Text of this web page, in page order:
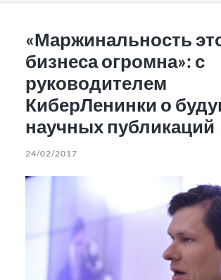
«Маржинальность
бизнеса огромна»: с
руководителем
КиберЛенинки о
научных публикаций
24/02/2017